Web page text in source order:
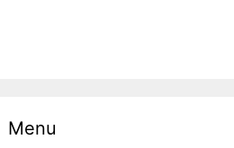
Menu